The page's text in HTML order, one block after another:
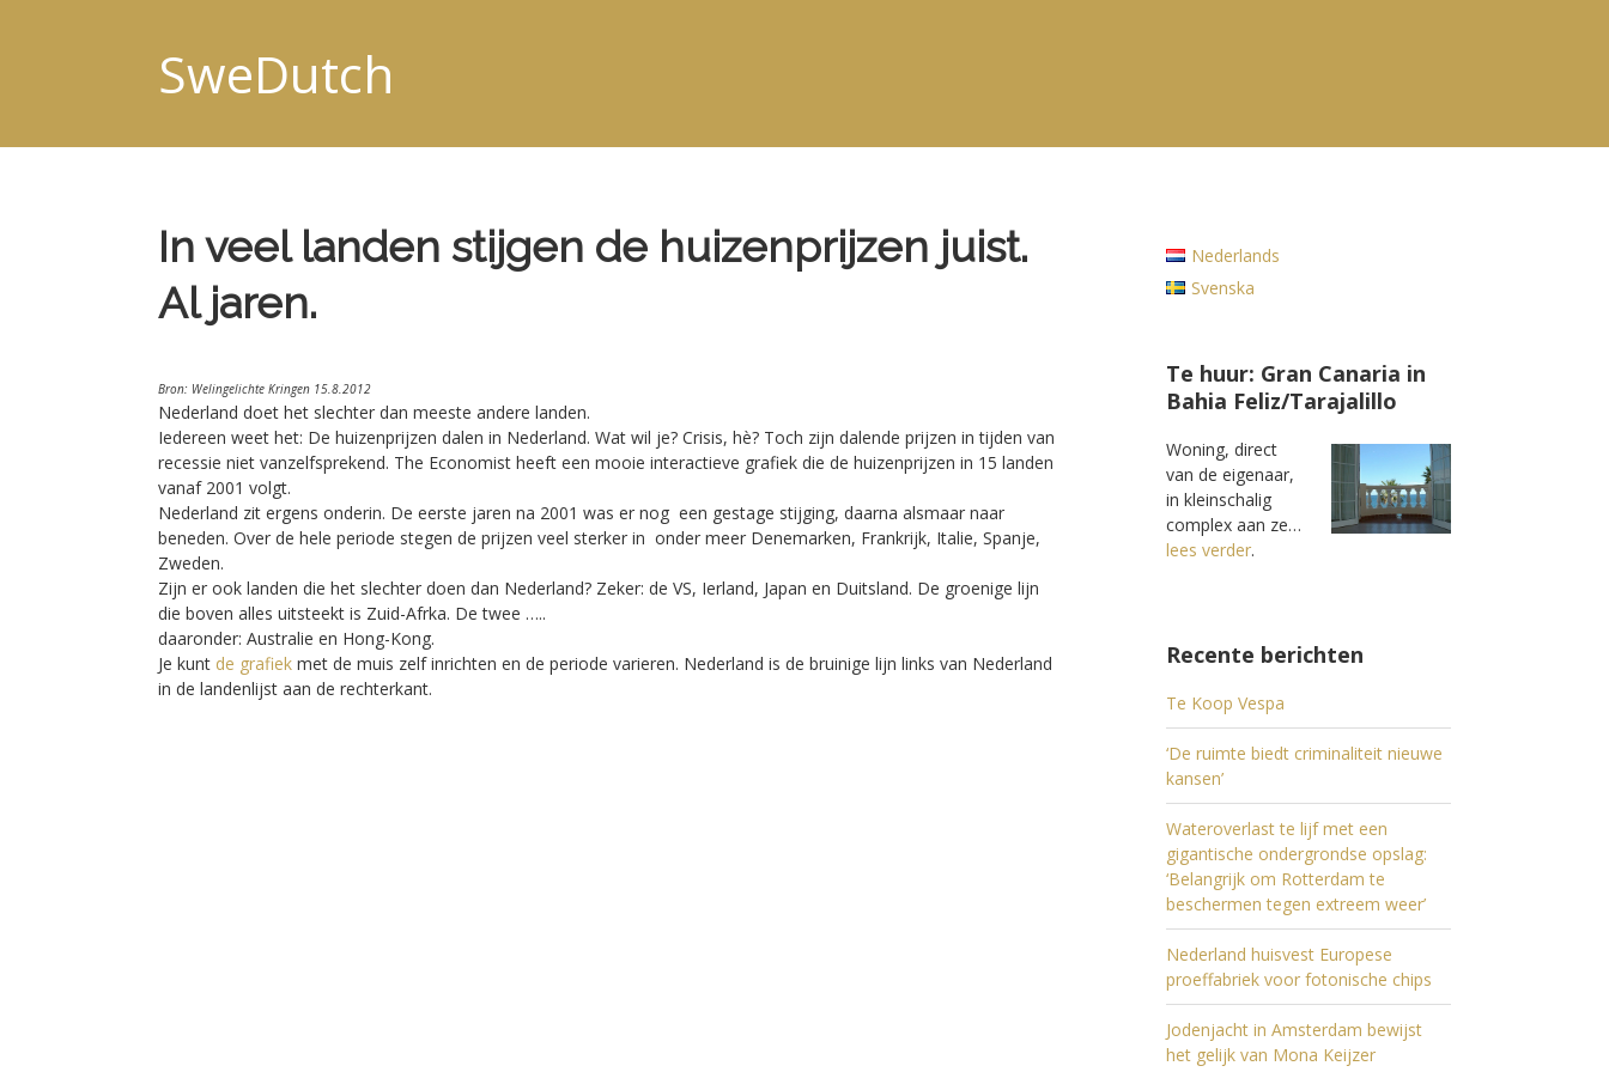
SweDutch
In veel landen stijgen de huizenprijzen juist.
Al jaren.
Bron: Welingelichte Kringen 15.8.2012
Nederland doet het slechter dan meeste andere landen.
Iedereen weet het: De huizenprijzen dalen in Nederland. Wat wil je? Crisis, hè? Toch zijn dalende prijzen in tijden van
recessie niet vanzelfsprekend. The Economist heeft een mooie interactieve grafiek die de huizenprijzen in 15 landen
vanaf 2001 volgt.
Nederland zit ergens onderin. De eerste jaren na 2001 was er nog een gestage stijging, daarna alsmaar naar
beneden. Over de hele periode stegen de prijzen veel sterker in onder meer Denemarken, Frankrijk, Italie, Spanje,
Zweden.
Zijn er ook landen die het slechter doen dan Nederland? Zeker: de VS, Ierland, Japan en Duitsland. De groenige lijn
die boven alles uitsteekt is Zuid-Afrka. De twee …..
daaronder: Australie en Hong-Kong.
Je kunt de grafiek met de muis zelf inrichten en de periode varieren. Nederland is de bruinige lijn links van Nederland
in de landenlijst aan de rechterkant.
Nederlands
Svenska
Te huur: Gran Canaria in
Bahia Feliz/Tarajalillo
Woning, direct
van de eigenaar,
in kleinschalig
complex aan ze…
lees verder.
Recente berichten
Te Koop Vespa
‘De ruimte biedt criminaliteit nieuwe
kansen’
Wateroverlast te lijf met een
gigantische ondergrondse opslag:
‘Belangrijk om Rotterdam te
beschermen tegen extreem weer’
Nederland huisvest Europese
proeffabriek voor fotonische chips
Jodenjacht in Amsterdam bewijst
het gelijk van Mona Keijzer